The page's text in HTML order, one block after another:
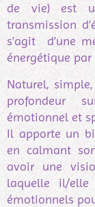
de vie) est
transmission
s’agit d’une
énergétique
Naturel,
profondeur
émotionnel et
Il apporte un
en calmant
avoir une
laquelle il/
émotionnels